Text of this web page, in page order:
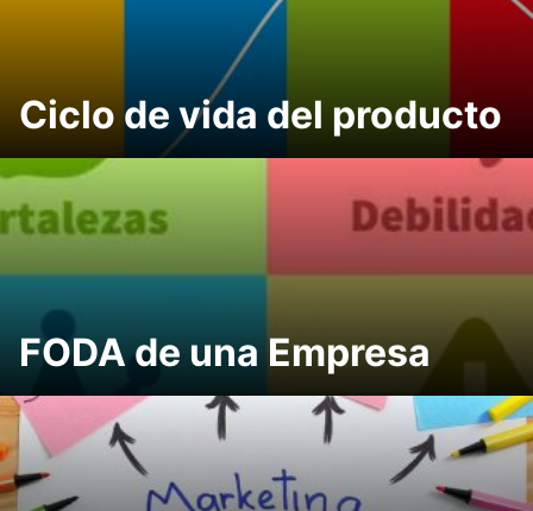
Ciclo de vida del producto
FODA de una Empresa